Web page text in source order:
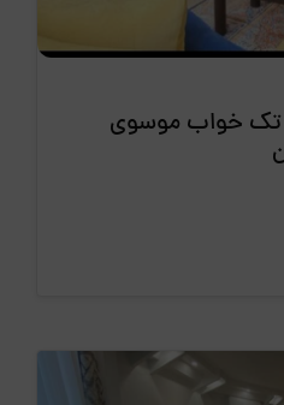
تک خواب موسوی